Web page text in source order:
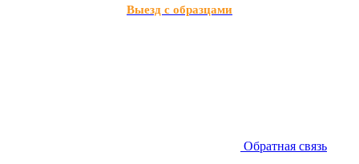
Выезд с образцами
Обратная связь